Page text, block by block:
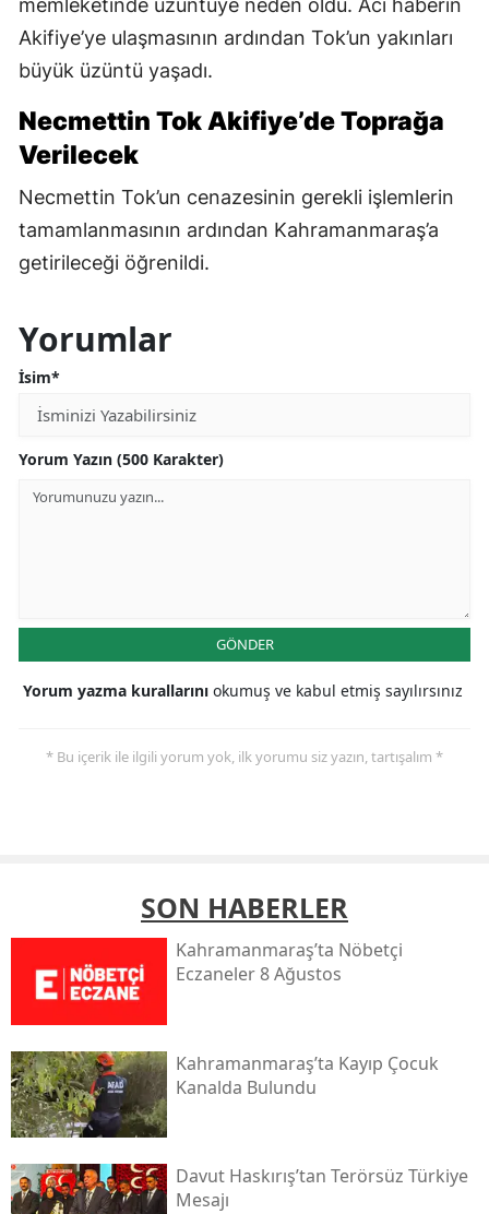
memleketinde üzüntüye neden oldu. Acı haberin
Akifiye’ye ulaşmasının ardından Tok’un yakınları
büyük üzüntü yaşadı.
Necmettin Tok Akifiye’de Toprağa
Verilecek
Necmettin Tok’un cenazesinin gerekli işlemlerin
tamamlanmasının ardından Kahramanmaraş’a
getirileceği öğrenildi.
Yorumlar
İsim*
Yorum Yazın (500 Karakter)
GÖNDER
Yorum yazma kurallarını okumuş ve kabul etmiş sayılırsınız
* Bu içerik ile ilgili yorum yok, ilk yorumu siz yazın, tartışalım *
SON HABERLER
Kahramanmaraş’ta Nöbetçi
Eczaneler 8 Ağustos
Kahramanmaraş’ta Kayıp Çocuk
Kanalda Bulundu
Davut Haskırış’tan Terörsüz Türkiye
Mesajı